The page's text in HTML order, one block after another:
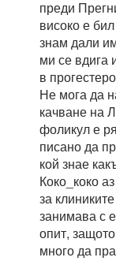
преди
високо е
знам дали
ми се вдига
в
Не мога да
качване на
фоликул е
писано да
кой знае
Коко_коко
за
занимава с
опит,
много да